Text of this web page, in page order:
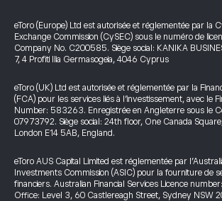
eToro (Europe) Ltd est autorisée et réglementée par la
Exchange Commission (CySEC) sous le numéro de
Company No. C200585. Siège social: KANIKA
7, 4 Profiti Ilia Germasogeia, 4046 Cyprus
eToro (UK) Ltd est autorisée et réglementée par la
(FCA) pour les services liés à l’investissement, avec le
Number: 583263. Enregistrée en Angleterre sous le
07973792. Siège social: 24th floor, One Canada
London E14 5AB, England.
eToro AUS Capital Limited est réglementée par
Investments Commission (ASIC) pour la fourniture de
financiers. Australian Financial Services Licence
Office: Level 3, 60 Castlereagh Street, Sydney NSW